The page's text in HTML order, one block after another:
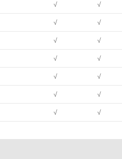
√ √
√ √
√ √
√ √
√ √
√ √
√ √